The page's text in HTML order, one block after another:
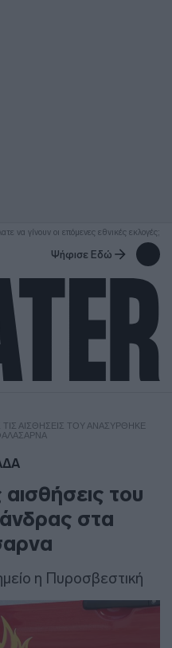
να γίνουν οι επόμενες εθνικές εκλογές;
Ψήφισε Εδώ
ΤΙΣ ΑΙΣΘΉΣΕΙΣ ΤΟΥ ΑΝΑΣΎΡΘΗΚΕ
του
στα
η Πυροσβεστική